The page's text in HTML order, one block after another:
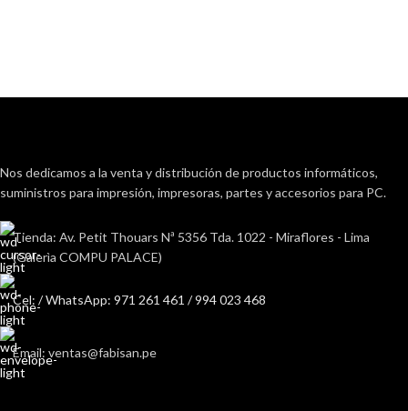
Nos dedicamos a la venta y distribución de productos informáticos,
suministros para impresión, impresoras, partes y accesorios para PC.
Tienda: Av. Petit Thouars Nª 5356 Tda. 1022 - Miraflores - Lima
(Galerìa COMPU PALACE)
Cel: / WhatsApp: 971 261 461 / 994 023 468
Email: ventas@fabisan.pe